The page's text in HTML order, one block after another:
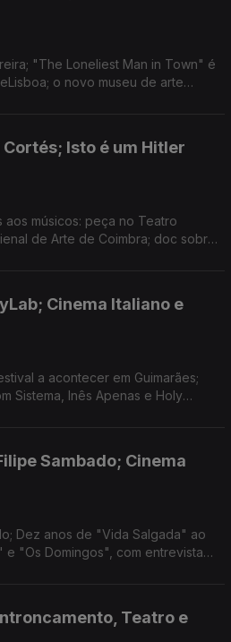
"The Loneliest Man in Town" é
o novo museu de arte
Isto é um Hitler
músicos: peça no Teatro
de Arte de Coimbra; doc sobre
Cinema Italiano e
a acontecer em Guimarães;
Sistema, Inês Apenas e Holy
Sambado; Cinema
Dez anos de "Vida Salgada" ao
e "Os Domingos", com entrevistas
Teatro e